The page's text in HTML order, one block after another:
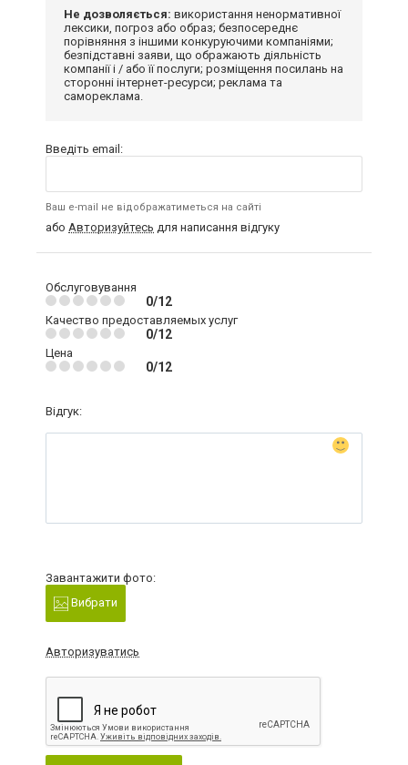
Не дозволяється: використання ненормативної
лексики, погроз або образ; безпосереднє
порівняння з іншими конкуруючими компаніями;
безпідставні заяви, що ображають діяльність
компанії і / або її послуги; розміщення посилань на
сторонні інтернет-ресурси; реклама та
самореклама.
Введіть email:
Ваш e-mail не відображатиметься на сайті
або Авторизуйтесь для написання відгуку
Обслуговування
0/12
Качество предоставляемых услуг
0/12
Цена
0/12
Відгук:
Завантажити фото:
Вибрати
Авторизуватись